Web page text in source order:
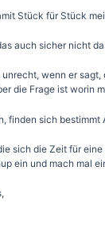
Stück für Stück
auch sicher nicht
wenn er
die Frage ist worin
finden sich
sich die Zeit für
ein und mach mal